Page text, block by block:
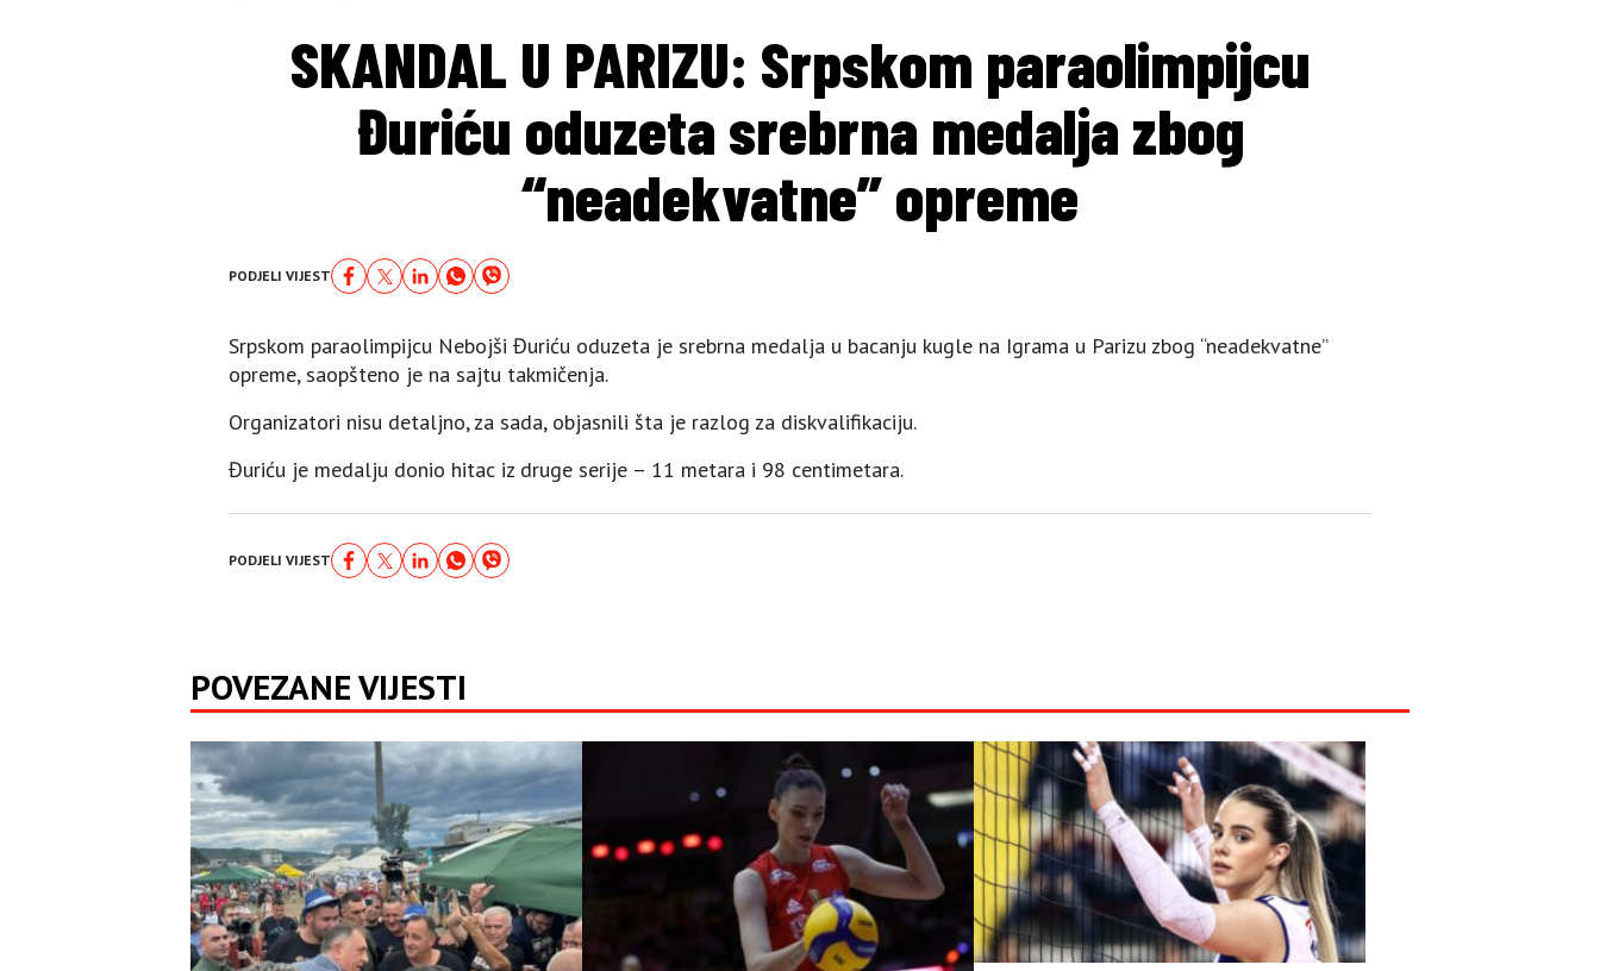
SKANDAL U PARIZU: Srpskom paraolimpijcu
Đuriću oduzeta srebrna medalja zbog
“neadekvatne” opreme
PODJELI VIJEST
Srpskom paraolimpijcu Nebojši Đuriću oduzeta je srebrna medalja u bacanju kugle na Igrama u Parizu zbog “neadekvatne”
opreme, saopšteno je na sajtu takmičenja.
Organizatori nisu detaljno, za sada, objasnili šta je razlog za diskvalifikaciju.
Đuriću je medalju donio hitac iz druge serije – 11 metara i 98 centimetara.
PODJELI VIJEST
POVEZANE VIJESTI